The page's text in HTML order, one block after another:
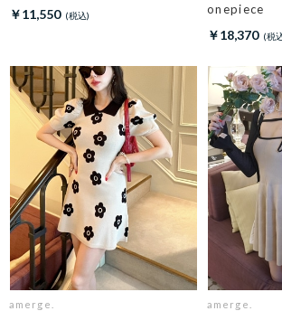
￥11,550
onepiece
￥18,370
amerge. amerge.